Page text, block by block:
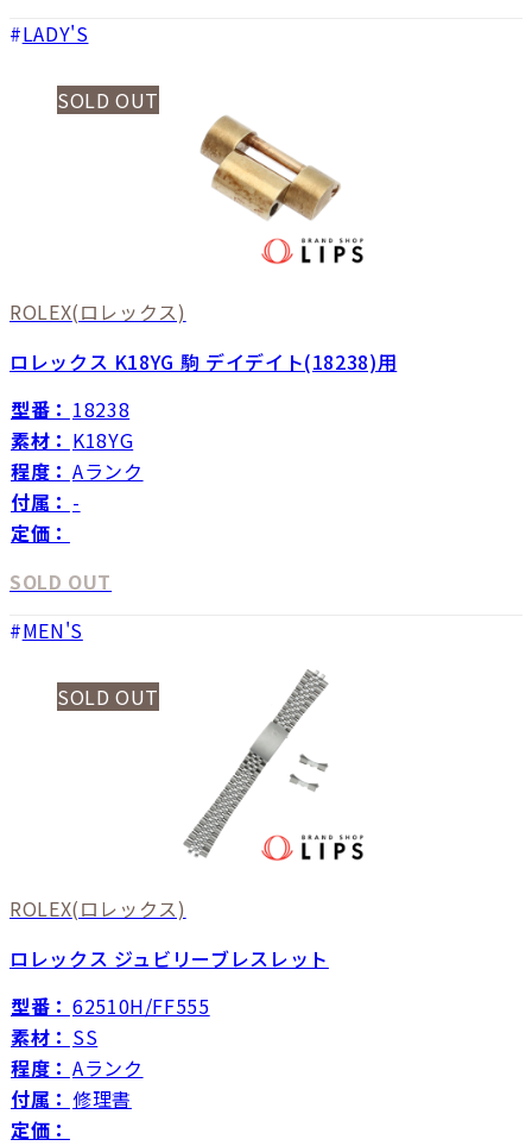
LADY'S
SOLD OUT
ROLEX(ロレックス)
ロレックス K18YG 駒 デイデイト(18238)用
型番： 18238
素材： K18YG
程度： Aランク
付属： -
定価：
SOLD OUT
MEN'S
SOLD OUT
ROLEX(ロレックス)
ロレックス ジュビリーブレスレット
型番： 62510H/FF555
素材： SS
程度： Aランク
付属： 修理書
定価：